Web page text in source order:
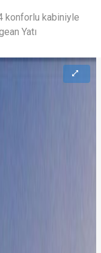
konforlu kabiniyle
Yatı